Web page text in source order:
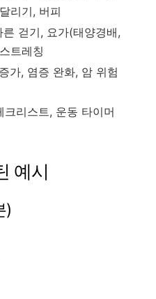
리기, 버피
른 걷기, 요가(태양경배,
트레칭
가, 염증 완화, 암 위험
크리스트, 운동 타이머
예시
)